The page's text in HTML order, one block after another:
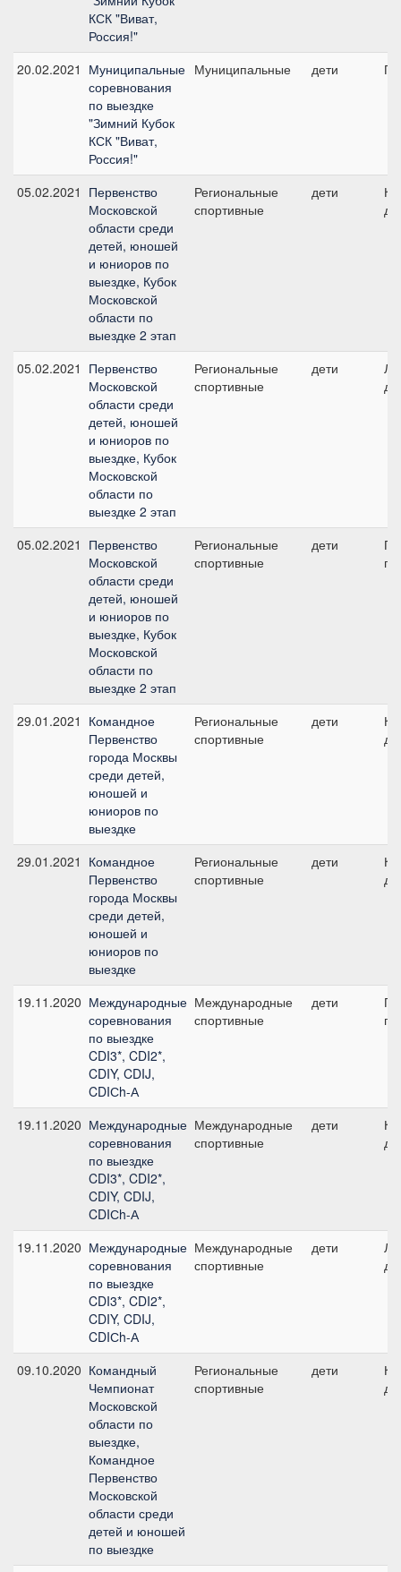
КСК "Виват,
Россия!"
20.02.2021 Муниципальные
соревнования
по выездке
"Зимний Кубок
КСК "Виват,
Россия!"
Муниципальные дети
05.02.2021 Первенство
Московской
области среди
детей, юношей
и юниоров по
выездке, Кубок
Московской
области по
выездке 2 этап
Региональные
спортивные
дети
05.02.2021 Первенство
Московской
области среди
детей, юношей
и юниоров по
выездке, Кубок
Московской
области по
выездке 2 этап
Региональные
спортивные
дети
05.02.2021 Первенство
Московской
области среди
детей, юношей
и юниоров по
выездке, Кубок
Московской
области по
выездке 2 этап
Региональные
спортивные
дети
29.01.2021 Командное
Первенство
города Москвы
среди детей,
юношей и
юниоров по
выездке
Региональные
спортивные
дети
29.01.2021 Командное
Первенство
города Москвы
среди детей,
юношей и
юниоров по
выездке
Региональные
спортивные
дети
19.11.2020 Международные
соревнования
по выездке
CDI3*, CDI2*,
CDIY, CDIJ,
CDIСh-А
Международные
спортивные
дети
19.11.2020 Международные
соревнования
по выездке
CDI3*, CDI2*,
CDIY, CDIJ,
CDIСh-А
Международные
спортивные
дети
19.11.2020 Международные
соревнования
по выездке
CDI3*, CDI2*,
CDIY, CDIJ,
CDIСh-А
Международные
спортивные
дети
09.10.2020 Командный
Чемпионат
Московской
области по
выездке,
Командное
Первенство
Московской
области среди
детей и юношей
по выездке
Региональные
спортивные
дети